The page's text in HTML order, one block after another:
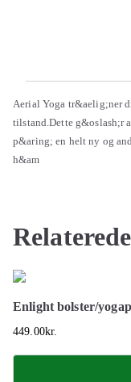
Aerial Yoga tr&aelig;ner
tilstand.Dette g&oslash;r
p&aring; en helt ny og
h&am
Enlight bolster/
449.00kr.